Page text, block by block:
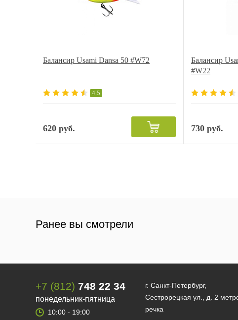
Балансир Usami Dansa 50 #W72
4.5
620 руб.
Балансир
#W22
730 руб.
Ранее вы смотрели
+7 (812) 748 22 34
понедельник-пятница
10:00 - 19:00
г. Санкт-Петербург,
Сестрорецкая ул., д. 2
речка